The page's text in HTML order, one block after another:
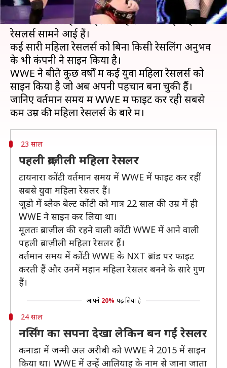
पिछले 3-4 सालों में WWE में महिलाओं के लिए काफी
काम किया गया है और इसी वजह से काफी नई महिला
रेसलर्स सामने आई हैं।
कई सारी महिला रेसलर्स को बिना किसी रेसलिंग अनुभव
के भी कंपनी ने साइन किया है।
WWE ने बीते कुछ वर्षों में कई युवा महिला रेसलर्स को
साइन किया है जो अब अपनी पहचान बना चुकी हैं।
जानिए वर्तमान समय में WWE में फाइट कर रही सबसे
23 साल
पहली ब्राज़ीली महिला रेसलर
टायनारा कोंटी वर्तमान समय में WWE में फाइट कर रहीं
सबसे युवा महिला रेसलर हैं।
जूडो में ब्लैक बेल्ट कोंटी को मात्र 22 साल की उम्र में ही
WWE ने साइन कर लिया था।
मूलतः ब्राज़ील की रहने वाली कोंटी WWE में आने वाली
पहली ब्राज़ीली महिला रेसलर हैं।
वर्तमान समय में कोंटी WWE के NXT ब्रांड पर फाइट
करती हैं और उनमें महान महिला रेसलर बनने के सारे गुण
हैं।
आपने 20% पढ़ लिया है
24 साल
नर्सिंग का सपना देखा लेकिन बन गईं रेसलर
कनाडा में जन्मी अल अरीबी को WWE ने 2015 में साइन
किया था। WWE में उन्हें आलियाह के नाम से जाना जाता